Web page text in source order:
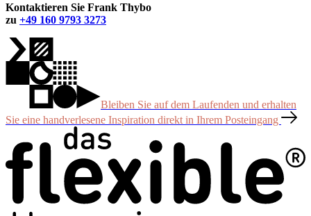
Kontaktieren Sie Frank Thybo
zu +49 160 9793 3273
Bleiben Sie auf dem Laufenden und erhalten
Sie eine handverlesene Inspiration direkt in Ihrem Posteingang